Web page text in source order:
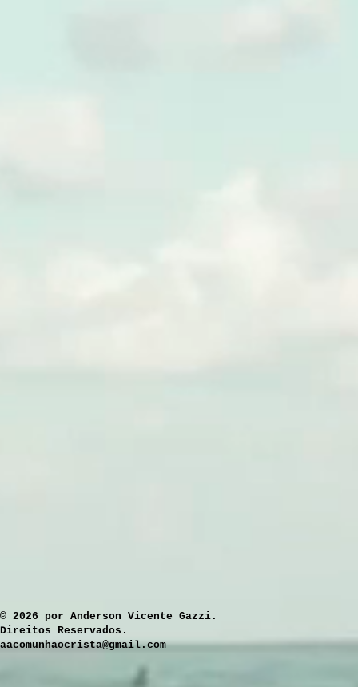
​© 2026 por Anderson Vicente Gazzi.
Direitos Reservados.
aacomunhaocrista@gmail.com